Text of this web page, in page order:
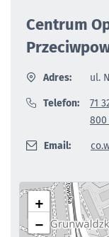
Centrum
Adres: ul.
Telefon:
71
800
Email:
+
−